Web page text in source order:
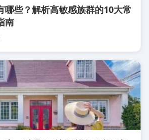
哪些？解析高敏感族群的10大常
南